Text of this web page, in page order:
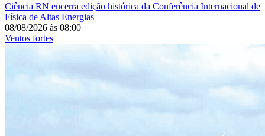
Ciência RN encerra edição histórica da Conferência Internacional de
Física de Altas Energias
08/08/2026 às 08:00
Ventos fortes